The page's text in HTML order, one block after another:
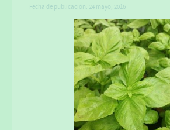
Fecha de publicación: 24 mayo, 2016